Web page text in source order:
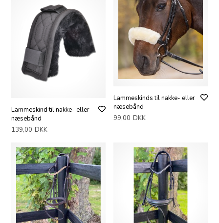
Lammeskind til nakke- eller
næsebånd
139,00 DKK
Lammeskinds til nakke- eller
næsebånd
99,00 DKK